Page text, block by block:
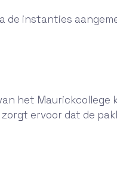
de instanties
het Maurickcollege
ervoor dat de